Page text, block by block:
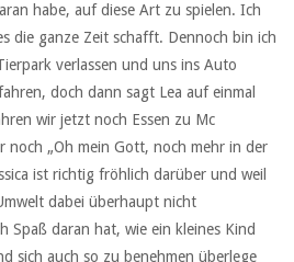
habe, auf diese Art zu spielen. Ich
die ganze Zeit schafft. Dennoch bin ich
verlassen und uns ins Auto
doch dann sagt Lea auf einmal
wir jetzt noch Essen zu Mc
noch „Oh mein Gott, noch mehr in der
ist richtig fröhlich darüber und weil
dabei überhaupt nicht
Spaß daran hat, wie ein kleines Kind
sich auch so zu benehmen überlege